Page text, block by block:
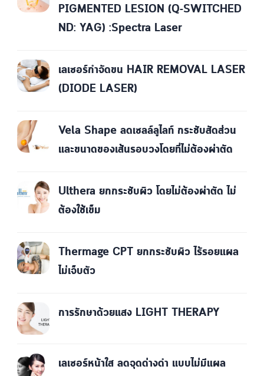
PIGMENTED LESION (Q-SWITCHED
ND: YAG) :Spectra Laser
เลเซอร์กำจัดขน HAIR REMOVAL LASER
(DIODE LASER)
Vela Shape ลดเซลล์ลูไลท์ กระชับสัดส่วน
และขนาดของเส้นรอบวงโดยที่ไม่ต้องผ่าตัด
Ulthera ยกกระชับผิว โดยไม่ต้องผ่าตัด ไม่
ต้องใช้เข็ม
Thermage CPT ยกกระชับผิว ไร้รอยแผล
ไม่เจ็บตัว
การรักษาด้วยแสง LIGHT THERAPY
เลเซอร์หน้าใส ลดจุดด่างดำ แบบไม่มีแผล